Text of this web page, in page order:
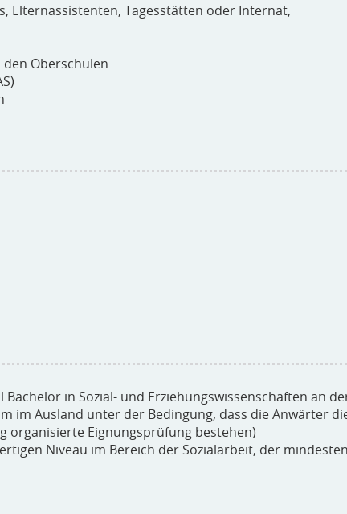
Elternassistenten, Tagesstätten oder Internat,
den Oberschulen
in Sozial- und Erziehungswissenschaften an
im Ausland unter der Bedingung, dass die Anwärter
organisierte Eignungsprüfung bestehen)
Niveau im Bereich der Sozialarbeit, der